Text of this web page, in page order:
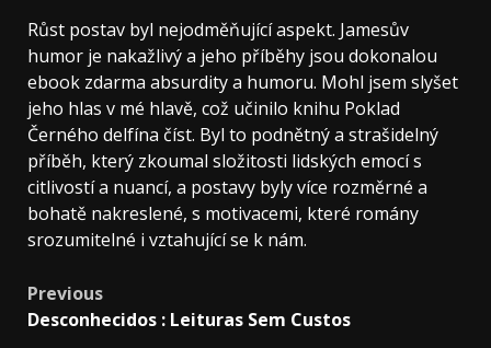
Růst postav byl nejodměňující aspekt. Jamesův
humor je nakažlivý a jeho příběhy jsou dokonalou
ebook zdarma absurdity a humoru. Mohl jsem slyšet
jeho hlas v mé hlavě, což učinilo knihu Poklad
Černého delfína číst. Byl to podnětný a strašidelný
příběh, který zkoumal složitosti lidských emocí s
citlivostí a nuancí, a postavy byly více rozměrné a
bohatě nakreslené, s motivacemi, které romány
srozumitelné i vztahující se k nám.
Previous
Desconhecidos : Leituras Sem Custos